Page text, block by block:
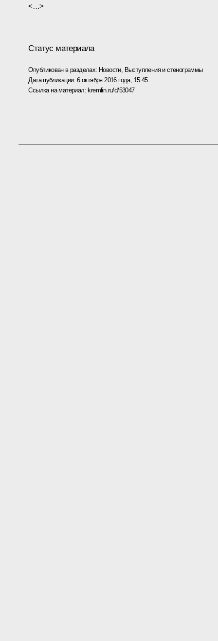
<…>
Статус материала
Опубликован в разделах: Новости, Выступления и стенограммы
Дата публикации:6 октября 2016 года, 15:45
Ссылка на материал: kremlin.ru/d/53047